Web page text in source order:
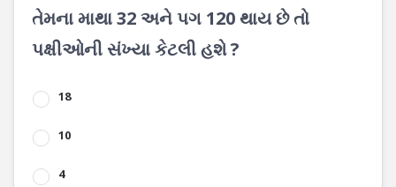
તેમના માથા 32 અને પગ 120 થાય છે તો
પક્ષીઓની સંખ્યા કેટલી હશે ?
18
10
4